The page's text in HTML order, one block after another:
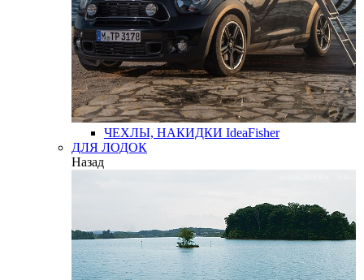
ЧЕХЛЫ, НАКИДКИ IdeaFisher
ДЛЯ ЛОДОК
Назад